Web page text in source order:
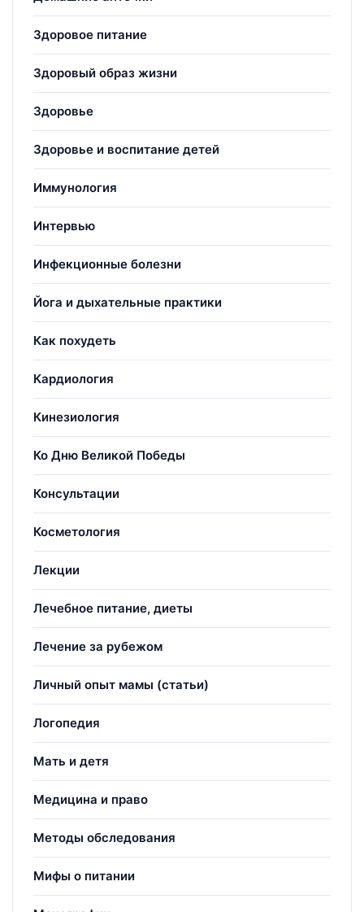
Здоровое питание
Здоровый образ жизни
Здоровье
Здоровье и воспитание детей
Иммунология
Интервью
Инфекционные болезни
Йога и дыхательные практики
Как похудеть
Кардиология
Кинезиология
Ко Дню Великой Победы
Консультации
Косметология
Лекции
Лечебное питание, диеты
Лечение за рубежом
Личный опыт мамы (статьи)
Логопедия
Мать и детя
Медицина и право
Методы обследования
Мифы о питании